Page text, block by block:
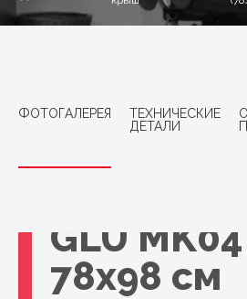
ФОТОГАЛЕРЕЯ
ТЕХНИЧЕСКИЕ
ДЕТАЛИ
GLU
78x98 см